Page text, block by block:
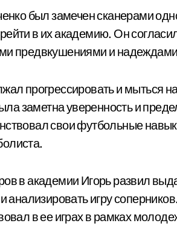
был замечен сканерами
в их академию. Он
предвкушениями и
прогрессировать и мыться
заметна уверенность и
свои футбольные
в академии Игорь развил
анализировать игру
в ее играх в рамках